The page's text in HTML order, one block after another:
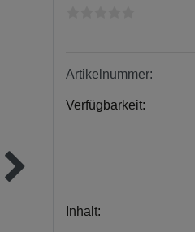
Artikelnummer:
Verfügbarkeit:
Inhalt: